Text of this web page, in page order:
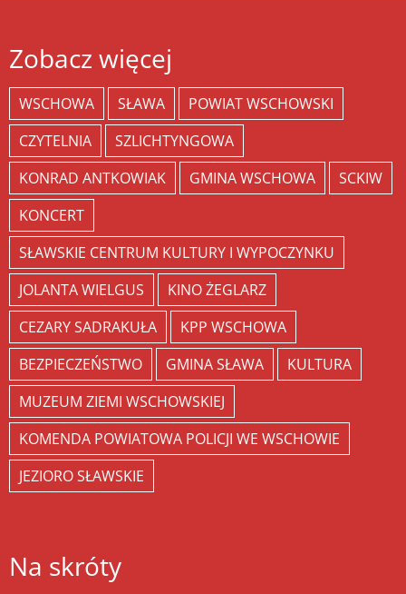
Zobacz więcej
WSCHOWA SŁAWA
POWIAT WSCHOWSKI
CZYTELNIA
SZLICHTYNGOWA
KONRAD ANTKOWIAK
GMINA WSCHOWA
SCKIW
KONCERT
SŁAWSKIE CENTRUM KULTURY I WYPOCZYNKU
JOLANTA WIELGUS
KINO ŻEGLARZ
CEZARY SADRAKUŁA
KPP WSCHOWA
BEZPIECZEŃSTWO
GMINA SŁAWA
KULTURA
MUZEUM ZIEMI WSCHOWSKIEJ
KOMENDA POWIATOWA POLICJI WE WSCHOWIE
JEZIORO SŁAWSKIE
Na skróty